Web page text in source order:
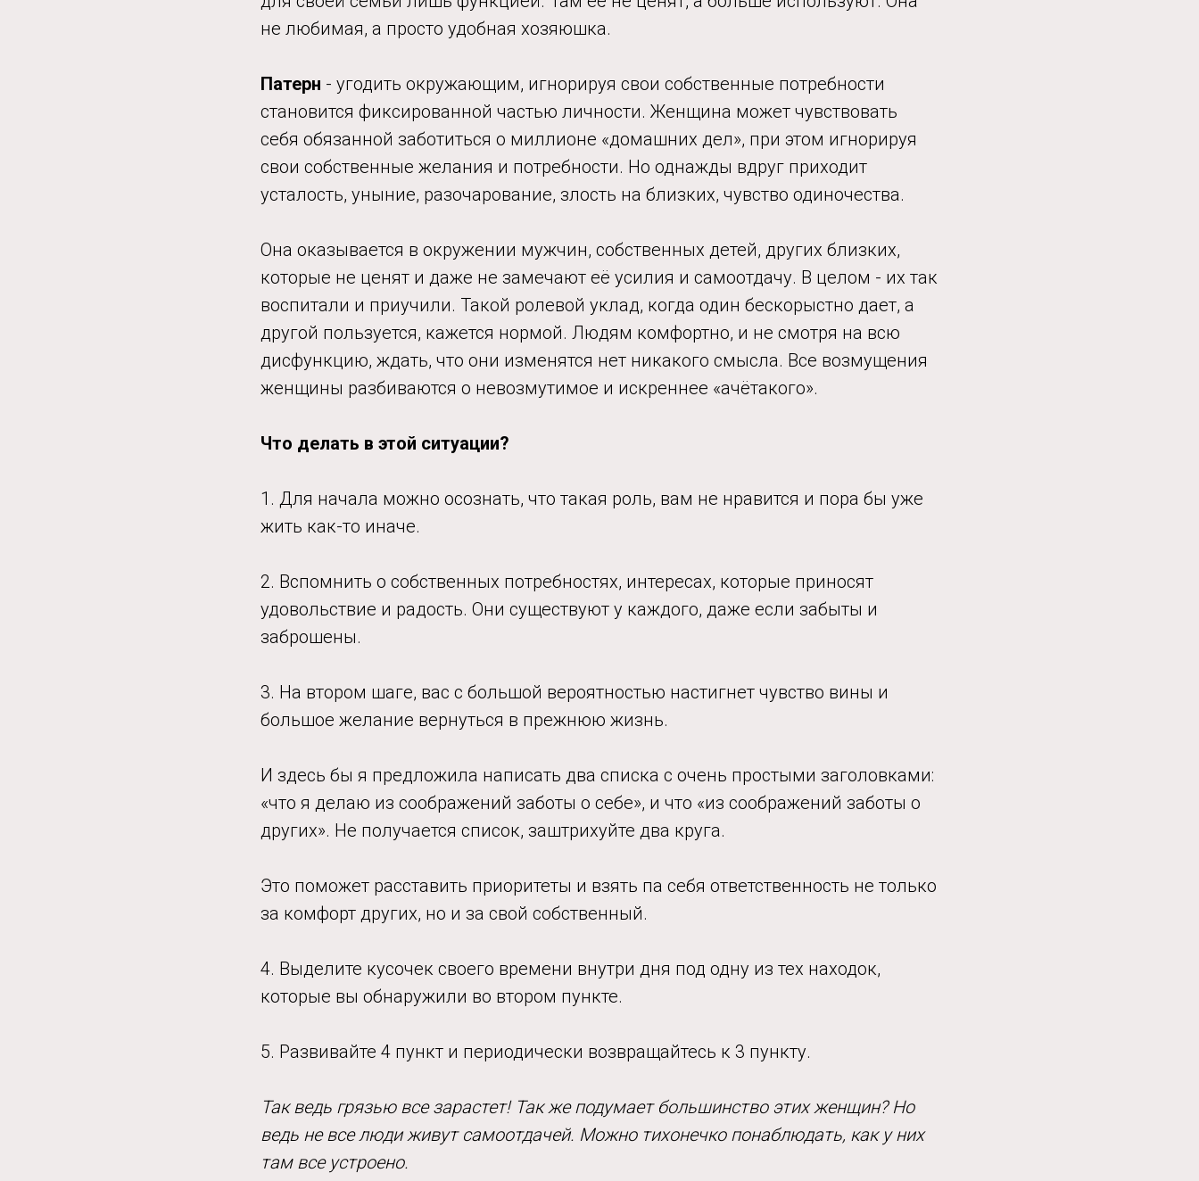
не любимая, а просто удобная хозяюшка.
Патерн - угодить окружающим, игнорируя свои собственные потребности
становится фиксированной частью личности. Женщина может чувствовать
себя обязанной заботиться о миллионе «домашних дел», при этом игнорируя
свои собственные желания и потребности. Но однажды вдруг приходит
усталость, уныние, разочарование, злость на близких, чувство одиночества.
Она оказывается в окружении мужчин, собственных детей, других близких,
которые не ценят и даже не замечают её усилия и самоотдачу. В целом - их так
воспитали и приучили. Такой ролевой уклад, когда один бескорыстно дает, а
другой пользуется, кажется нормой. Людям комфортно, и не смотря на всю
дисфункцию, ждать, что они изменятся нет никакого смысла. Все возмущения
женщины разбиваются о невозмутимое и искреннее «ачётакого».
Что делать в этой ситуации?
1. Для начала можно осознать, что такая роль, вам не нравится и пора бы уже
жить как-то иначе.
2. Вспомнить о собственных потребностях, интересах, которые приносят
удовольствие и радость. Они существуют у каждого, даже если забыты и
заброшены.
3. На втором шаге, вас с большой вероятностью настигнет чувство вины и
большое желание вернуться в прежнюю жизнь.
И здесь бы я предложила написать два списка с очень простыми заголовками:
«что я делаю из соображений заботы о себе», и что «из соображений заботы о
других». Не получается список, заштрихуйте два круга.
Это поможет расставить приоритеты и взять па себя ответственность не только
за комфорт других, но и за свой собственный.
4. Выделите кусочек своего времени внутри дня под одну из тех находок,
которые вы обнаружили во втором пункте.
5. Развивайте 4 пункт и периодически возвращайтесь к 3 пункту.
Так ведь грязью все зарастет! Так же подумает большинство этих женщин? Но
ведь не все люди живут самоотдачей. Можно тихонечко понаблюдать, как у них
там все устроено.